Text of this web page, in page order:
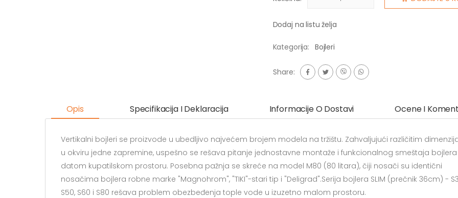
Dodaj na listu želja
Kategorija: Bojleri
Share:
Opis Specifikacija I Deklaracija Informacije O Dostavi Ocene I
Vertikalni bojleri se proizvode u ubedljivo najvećem brojem modela na tržištu. Zahvaljujući različitim
u okviru jedne zapremine, uspešno se rešava pitanje jednostavne montaže i funkcionalnog smeštaja bojlera
datom kupatilskom prostoru. Posebna pažnja se skreće na model M80 (80 litara), čiji nosači su identični
nosačima bojlera robne marke "Magnohrom", "TIKI"-stari tip i "Deligrad".Serija bojlera SLIM (prečnik 36cm) -
S50, S60 i S80 rešava problem obezbeđenja tople vode u izuzetno malom prostoru.